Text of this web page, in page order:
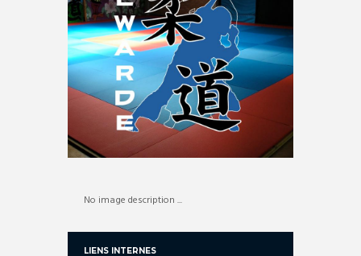
No image description ...
LIENS INTERNES